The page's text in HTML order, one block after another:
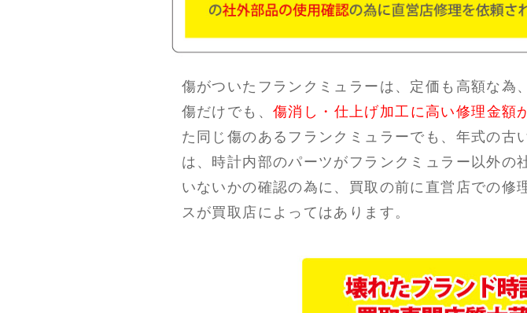
傷がついたフランクミュラーは、定価も高額な為
傷だけでも、 傷消し・仕上げ加工に高い修理金額
た同じ傷のあるフランクミュラーでも、年式の古
は、時計内部のパーツがフランクミュラー以外の
いないかの確認の為に、買取の前に直営店での修
スが買取店によってはあります。